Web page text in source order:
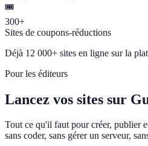
🎟️
300+
Sites de coupons-réductions
Déjà 12 000+ sites en ligne sur la
Pour les éditeurs
Lancez vos sites sur
Tout ce qu'il faut pour créer, publier
sans coder, sans gérer un serveur,